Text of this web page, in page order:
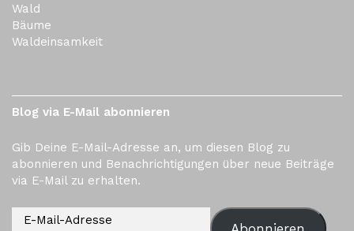
Wald
Bäume
Waldeinsamkeit
Blog via E-Mail abonnieren
Gib Deine E-Mail-Adresse an, um diesen Blog zu
abonnieren und Benachrichtigungen über neue Beiträge
via E-Mail zu erhalten.